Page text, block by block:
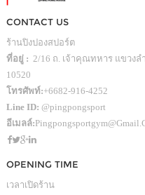
CONTACT US
ร้านปิงปองสปอร์ต
ที่อยู่ : 2/16 ถ. เจ้าคุณทหาร แขวง
10520
โทรศัพท์:+6682-916-4252
Line ID: @pingpongsport
อีเมลล์:
OPENING TIME
เวลาเปิดร้าน